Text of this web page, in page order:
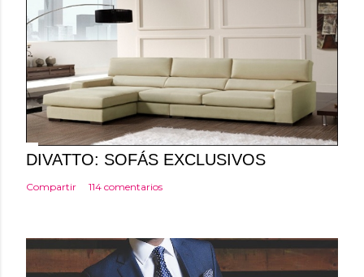
DIVATTO: SOFÁS EXCLUSIVOS
Compartir 114 comentarios